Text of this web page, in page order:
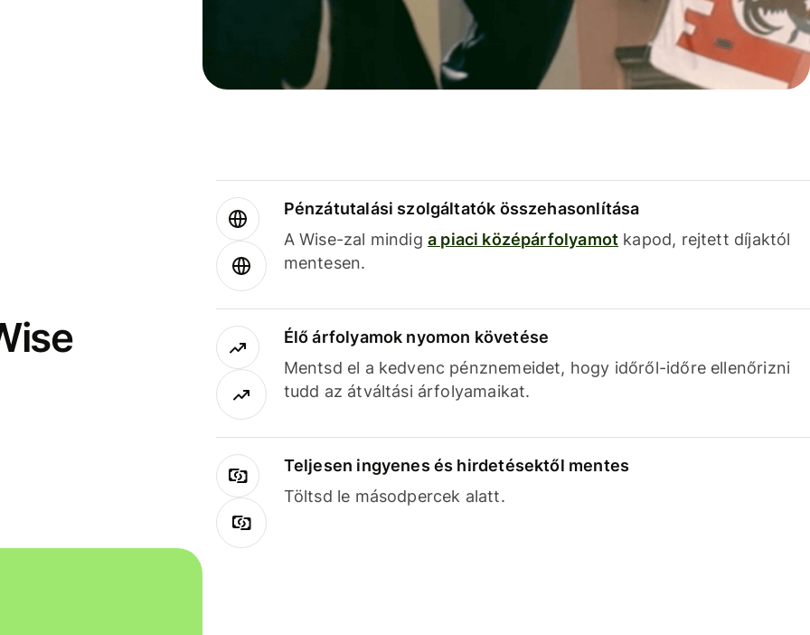
Pénzátutalási szolgáltatók összehasonlítása
A Wise-zal mindig a piaci középárfolyamot kapod, rejtett díjaktól
mentesen.
Élő árfolyamok nyomon követése
Mentsd el a kedvenc pénznemeidet, hogy időről-időre ellenőrizni
tudd az átváltási árfolyamaikat.
Teljesen ingyenes és hirdetésektől mentes
Töltsd le másodpercek alatt.